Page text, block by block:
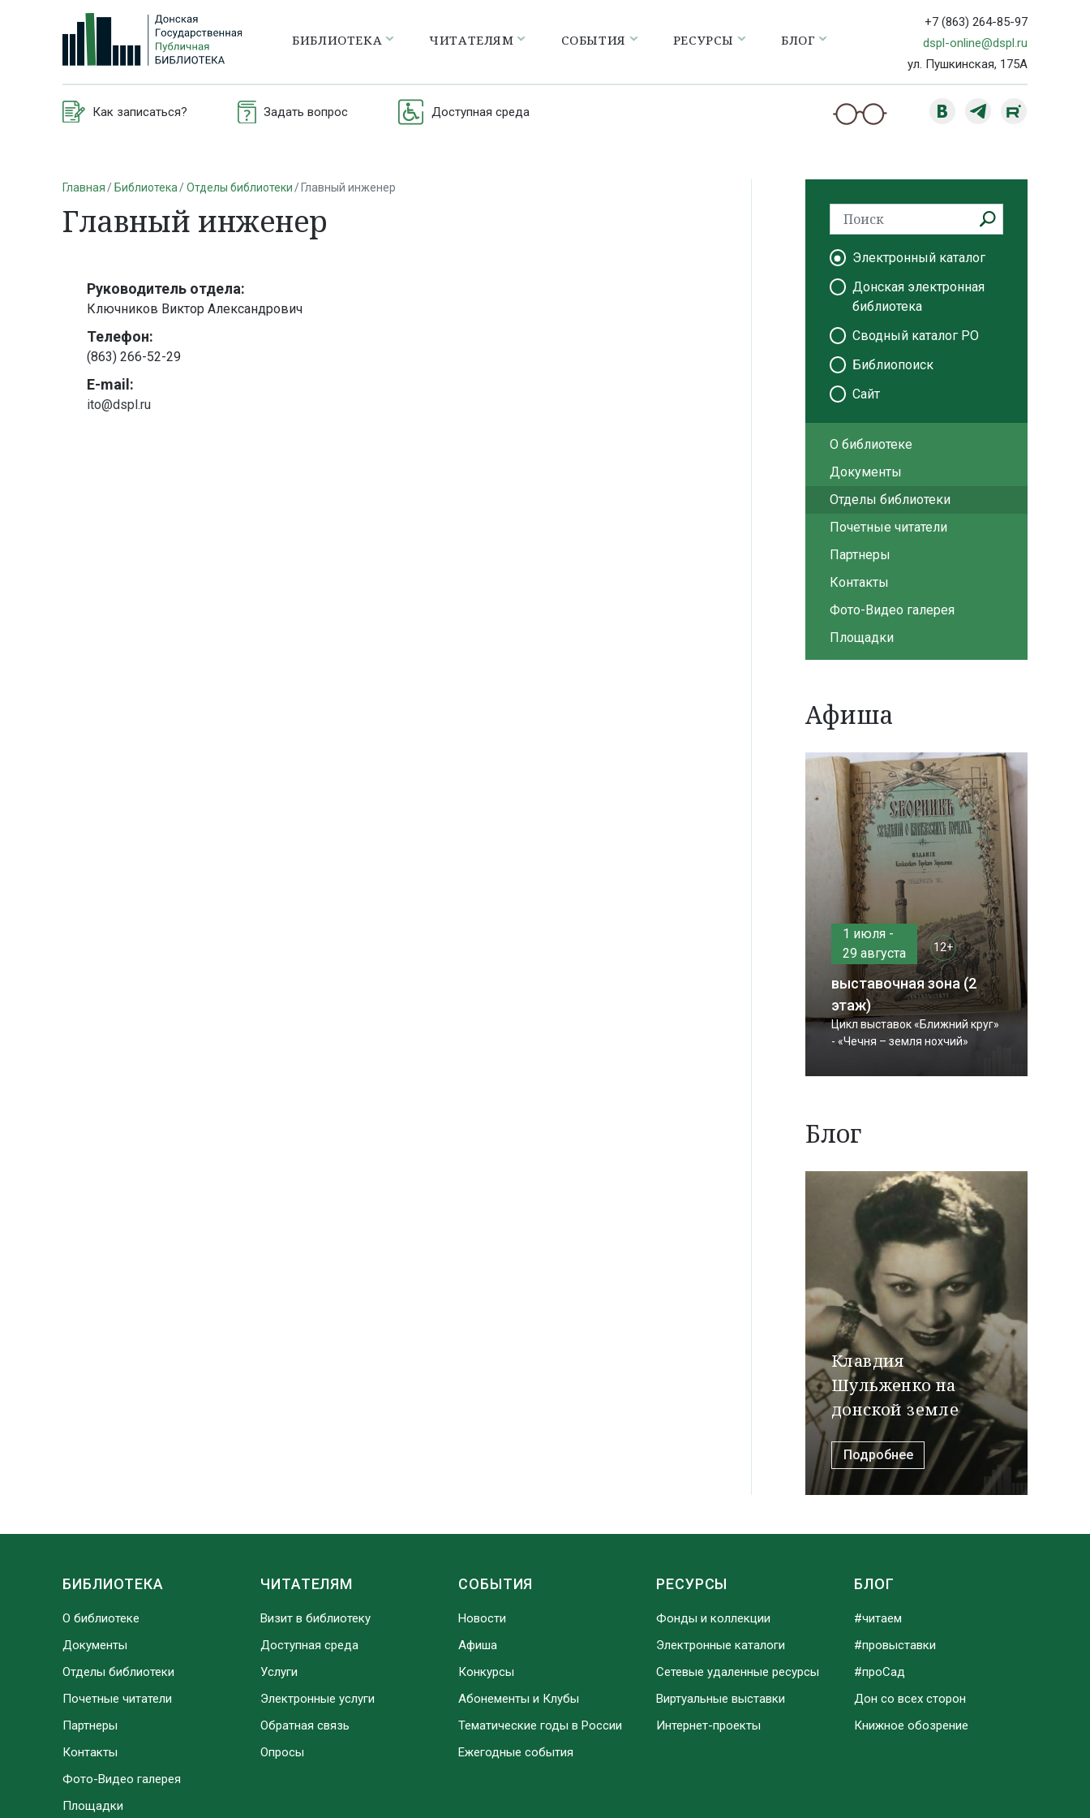
БИБЛИОТЕКА ЧИТАТЕЛЯМ СОБЫТИЯ РЕСУРСЫ БЛОГ
+7 (863) 264-85-97
dspl-online@dspl.ru
ул. Пушкинская, 175А
Как записаться? Задать вопрос Доступная среда
Главная Библиотека Отделы библиотеки Главный инженер
Главный инженер
Руководитель отдела:
Ключников Виктор Александрович
Телефон:
(863) 266-52-29
E-mail:
ito@dspl.ru
Электронный каталог
Донская электронная
библиотека
Сводный каталог РО
Библиопоиск
Сайт
О библиотеке
Документы
Отделы библиотеки
Почетные читатели
Партнеры
Контакты
Фото-Видео галерея
Площадки
Афиша
1 июля -
29 августа
12+
выставочная зона (2
этаж)
Цикл выставок «Ближний круг»
- «Чечня – земля нохчий»
Блог
Клавдия
Шульженко на
донской земле
Подробнее
БИБЛИОТЕКА
О библиотеке
Документы
Отделы библиотеки
Почетные читатели
Партнеры
Контакты
Фото-Видео галерея
Площадки
ЧИТАТЕЛЯМ
Визит в библиотеку
Доступная среда
Услуги
Электронные услуги
Обратная связь
Опросы
СОБЫТИЯ
Новости
Афиша
Конкурсы
Абонементы и Клубы
Тематические годы в России
Ежегодные события
РЕСУРСЫ
Фонды и коллекции
Электронные каталоги
Сетевые удаленные ресурсы
Виртуальные выставки
Интернет-проекты
БЛОГ
#читаем
#провыставки
#проСад
Дон со всех сторон
Книжное обозрение